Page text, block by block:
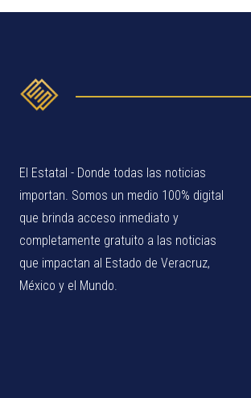
El Estatal - Donde todas las noticias
importan. Somos un medio 100% digital
que brinda acceso inmediato y
completamente gratuito a las noticias
que impactan al Estado de Veracruz,
México y el Mundo.